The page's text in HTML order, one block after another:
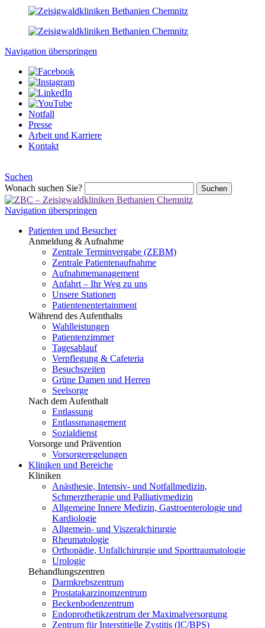
Navigation überspringen
Notfall
Presse
Arbeit und Karriere
Kontakt
Suchen
Wonach suchen Sie?
Suchen
Navigation überspringen
Patienten und Besucher
Anmeldung & Aufnahme
Zentrale Terminvergabe (ZEBM)
Zentrale Patientenaufnahme
Aufnahmemanagement
Anfahrt – Ihr Weg zu uns
Unsere Stationen
Patientenentertainment
Während des Aufenthalts
Wahlleistungen
Patientenzimmer
Tagesablauf
Verpflegung & Cafeteria
Besuchszeiten
Grüne Damen und Herren
Seelsorge
Nach dem Aufenthalt
Entlassung
Entlassmanagement
Sozialdienst
Vorsorge und Prävention
Vorsorgeregelungen
Kliniken und Bereiche
Kliniken
Anästhesie, Intensiv- und Notfallmedizin,
Schmerztherapie und Palliativmedizin
Allgemeine Innere Medizin, Gastroenterologie und
Kardiologie
Allgemein- und Viszeralchirurgie
Rheumatologie
Orthopädie, Unfallchirurgie und Sporttraumatologie
Urologie
Behandlungszentren
Darmkrebszentrum
Prostatakarzinomzentrum
Beckenbodenzentrum
Endoprothetikzentrum der Maximalversorgung
Zentrum für Interstitielle Zystitis (IC/BPS)